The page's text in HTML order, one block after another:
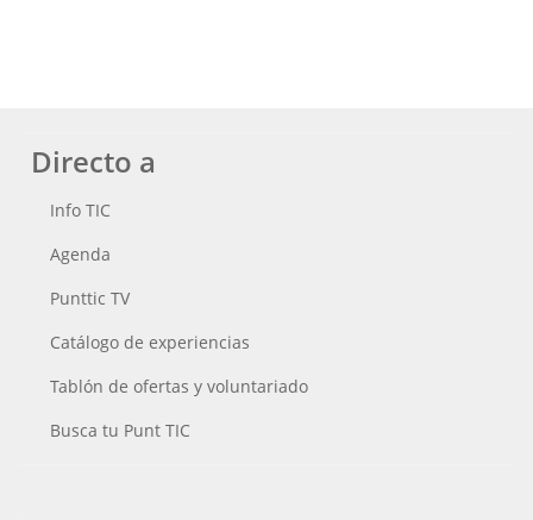
Directo a
Info TIC
Agenda
Punttic TV
Catálogo de experiencias
Tablón de ofertas y voluntariado
Busca tu Punt TIC